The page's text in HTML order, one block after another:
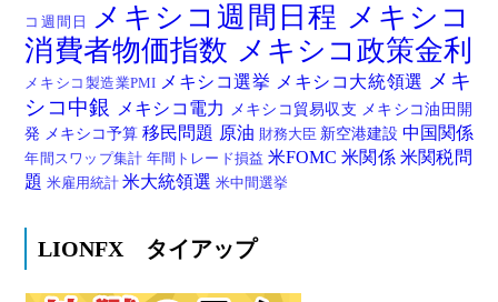
コ週間日 メキシコ週間日程 メキシコ
消費者物価指数 メキシコ政策金利
メキシコ製造業PMI メキシコ選挙 メキシコ大統領選 メキ
シコ中銀
メキシコ電力 メキシコ貿易収支 メキシコ油田開
発 メキシコ予算移民問題 原油 財務大臣 新空港建設 中国関係
年間スワップ集計 年間トレード損益 米FOMC米関係 米関税問
題米雇用統計米大統領選米中間選挙
LIONFX タイアップ